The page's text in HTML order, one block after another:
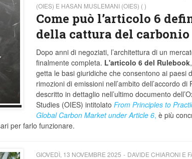
(OIES) E HASAN MUSLEMANI (OIES) ( )
Come può l’articolo 6
della cattura del carbonio
Dopo anni di negoziati, l’architettura di un
finalmente completa. L'articolo 6 del Rulebook
getta le basi giuridiche che consentono ai paesi
rimozioni di emissioni nell’ambito dell’accordo
descritto in dettaglio nell’ultimo documento
Studies (OIES) intitolato From Principles to
Global Carbon Market under Article 6, è più
per farlo funzionare.
GIOVEDÌ, 13 NOVEMBRE 2025
DAVIDE CHIARONI E